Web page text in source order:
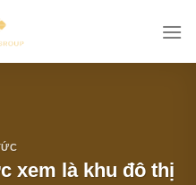
xem là khu đô thị